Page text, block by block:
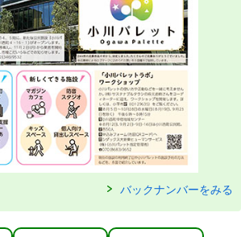
バックナンバーをみる